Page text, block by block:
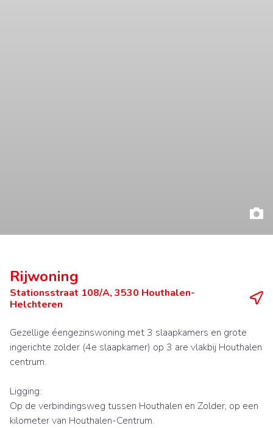
Rijwoning
Stationsstraat 108/A, 3530 Houthalen-
Helchteren
Gezellige éengezinswoning met 3 slaapkamers en grote
ingerichte zolder (4e slaapkamer) op 3 are vlakbij Houthalen
centrum.
Ligging:
Op de verbindingsweg tussen Houthalen en Zolder, op een
kilometer van Houthalen-Centrum.